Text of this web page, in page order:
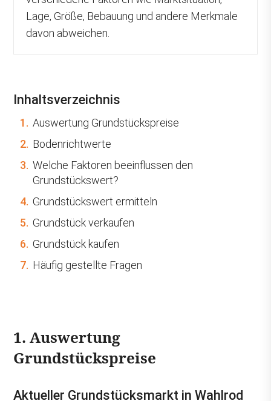
Lage, Größe, Bebauung und andere Merkmale
davon abweichen.
Inhaltsverzeichnis
1. Auswertung Grundstückspreise
2. Bodenrichtwerte
3. Welche Faktoren beeinflussen den
Grundstückswert?
4. Grundstückswert ermitteln
5. Grundstück verkaufen
6. Grundstück kaufen
7. Häufig gestellte Fragen
1. Auswertung
Grundstückspreise
Aktueller Grundstücksmarkt in Wahlrod